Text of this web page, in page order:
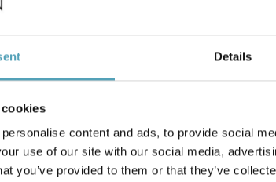
Details
content and ads, to provide social
use of our site with our social media,
you’ve provided to them or that they’ve
& LIVING LUCIDE